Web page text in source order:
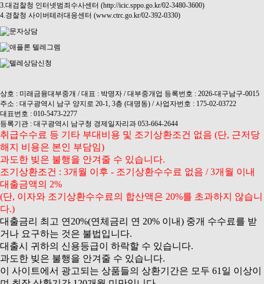
3.대검찰청 인터넷범죄수사센터 (http://icic.sppo.go.kr/02-3480-3600)
4.경찰청 사이버테러대응센터 (www.ctrc.go.kr/02-392-0330)
상호 : 미래금융대부중개 / 대표 : 박명자 / 대부중개업 등록번호 : 2026-대구남구-0015
주소 : 대구광역시 남구 양지로 20-1, 3층 (대명동) / 사업자번호 : 175-02-03722
대표번호 : 010-5473-2277
등록기관 : 대구광역시 남구청 경제일자리과 053-664-2644
취급수수료 등 기타 부대비용 및 조기상환조건 없음 (단, 근저당
해지 비용은 본인 부담임)
과도한 빚은 불행을 안겨줄 수 있습니다.
조기상환조건 : 3개월 이후 - 조기상환수수료 없음 / 3개월 이내
대출금액의 2%
(단, 이자와 조기상환수수료의 합산액은 20%를 초과하지 않습니
다.)
대출금리 최고 연20%(연체금리 연 20% 이내) 중개 수수료를 받
거나 요구하는 것은 불법입니다.
대출시 귀하의 신용등급이 하락할 수 있습니다.
과도한 빚은 불행을 안겨줄 수 있습니다.
이 사이트에서 광고되는 상품들의 상환기간은 모두 61일 이상이